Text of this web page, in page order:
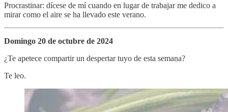
Procrastinar: dícese de mí cuando en lugar de trabajar me dedico a
mirar como el aire se ha llevado este verano.
Domingo 20 de octubre de 2024
¿Te apetece compartir un despertar tuyo de esta semana?
Te leo.